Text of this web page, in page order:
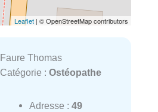
Leaflet | © OpenStreetMap contributors
Faure Thomas
Catégorie : Ostéopathe
Adresse : 49